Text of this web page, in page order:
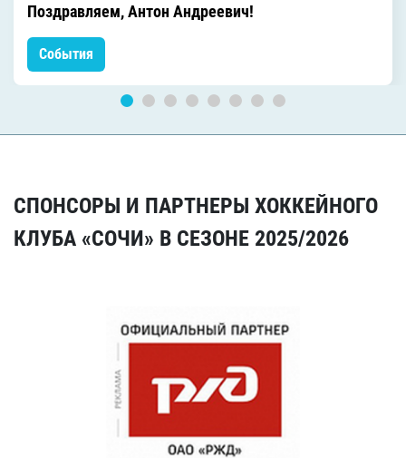
Поздравляем, Антон Андреевич!
События
СПОНСОРЫ И ПАРТНЕРЫ ХОККЕЙНОГО
КЛУБА «СОЧИ» В СЕЗОНЕ 2025/2026